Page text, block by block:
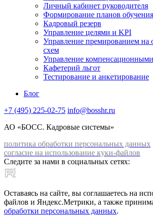
Личный кабинет руководителя
Формирование планов
Кадровый резерв
Управление целями и KPI
Управление премированием на
схем
Управление
Кафетерий льгот
Тестирование и анкетирование
Блог
+7 (495) 225-02-75 info@bosshr.ru
АО «БОСС. Кадровые системы»
политика обработки персональных данных
согласие на использование куки-файлов
Следите за нами в социальных сетях:
Оставаясь на сайте, вы соглашаетесь на
файлов и Яндекс.Метрики, а также
обработки персональных данных.